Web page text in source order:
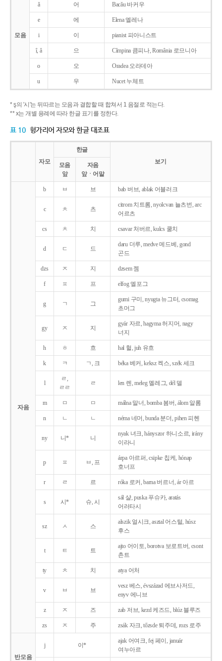
모음
ǎ 어 Bacǎu 바커우
e 에 Elena 엘레나
i 이 pianist 피아니스트
î, â 으 Cîmpina 큼피나, România 로므니아
o 오 Oradea 오라데아
u 우 Nucet 누체트
* ş의 '시'는 뒤따르는 모음과 결합할 때 합쳐서 1 음절로 적는다.
** x는 개별 용례에 따라 한글 표기를 정한다.
표 10 헝가리어 자모와 한글 대조표
자모
한글
보기
모음
앞
자음
앞ㆍ어말
자음
b ㅂ 브 bab 버브, ablak 어블러크
c ㅊ 츠
citrom 치트롬, nyolcvan 뇰츠번, arc
어르츠
cs ㅊ 치 csavar 처버르, kulcs 쿨치
d ㄷ 드
daru 더루, medve 메드베, gond
곤드
dzs ㅈ 지 dzsem 젬
f ㅍ 프 elfog 엘포그
g ㄱ 그
gumi 구미, nyugta 뉴그터, csomag
초머그
gy ㅈ 지
gyár 자르, hagyma 허지머, nagy
너지
h ㅎ 흐 hal 헐, juh 유흐
k ㅋ ㄱ, 크 béka 베커, keksz 켁스, szék 세크
l
ㄹ,
ㄹㄹ
ㄹ len 렌, meleg 멜레그, dél 델
m ㅁ ㅁ málna 말너, bomba 봄버, álom 알롬
n ㄴ ㄴ néma 네머, bunda 분더, pihen 피헨
ny 니* 니
nyak 녀크, hányszor 하니소르, irány
이라니
p ㅍ ㅂ, 프
árpa 아르퍼, csipke 칩케, hónap
호너프
r ㄹ 르 róka 로커, barna 버르너, ár 아르
s 시* 슈, 시
sál 샬, puska 푸슈카, aratás
어러타시
sz ㅅ 스
alszik 얼시크, asztal 어스털, húsz
후스
t ㅌ 트
ajto 어이토, borotva 보로트버, csont
촌트
ty ㅊ 치 atya 어처
v ㅂ 브
vesz 베스, évszázad 에브사저드,
enyv 에니브
z ㅈ 즈 zab 저브, kezd 케즈드, blúz 블루즈
zs ㅈ 주 zsák 자크, tőzsde 퇴주데, rozs 로주
반모음
j 이*
ajak 어여크, fej 페이, január
여누아르